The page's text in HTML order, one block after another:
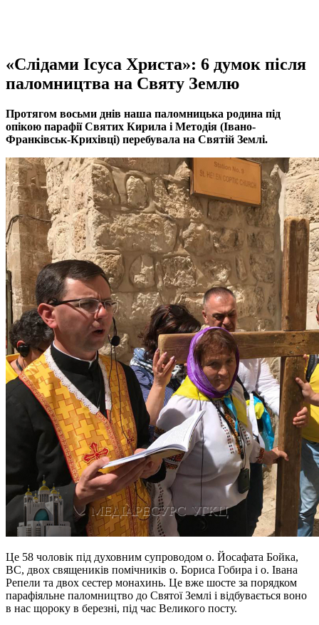
«Слідами Ісуса Христа»: 6 думок після
паломництва на Святу Землю
Протягом восьми днів наша паломницька родина під
опікою парафії Святих Кирила і Методія (Івано-
Франківськ-Крихівці) перебувала на Святій Землі.
Це 58 чоловік під духовним супроводом о. Йосафата Бойка,
ВС, двох священиків помічників о. Бориса Гобира і о. Івана
Репели та двох сестер монахинь. Це вже шосте за порядком
парафіяльне паломництво до Святої Землі і відбувається воно
в нас щороку в березні, під час Великого посту.